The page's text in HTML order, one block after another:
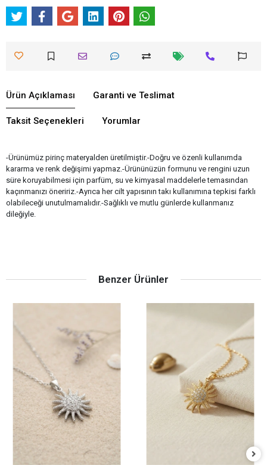
Ürün Açıklaması Garanti ve Teslimat
Taksit Seçenekleri Yorumlar
-Ürünümüz pirinç materyalden üretilmiştir.-Doğru ve özenli kullanımda
kararma ve renk değişimi yapmaz.-Ürününüzün formunu ve rengini uzun
süre koruyabilmesi için parfüm, su ve kimyasal maddelerle temasından
kaçınmanızı öneririz.-Ayrıca her cilt yapısının takı kullanımına tepkisi farklı
olabileceği unutulmamalıdır.-Sağlıklı ve mutlu günlerde kullanmanız
dileğiyle.
Benzer Ürünler